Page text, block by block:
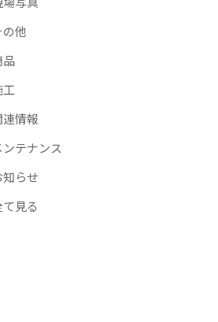
の他
品
工
連情報
ンテナンス
知らせ
見る